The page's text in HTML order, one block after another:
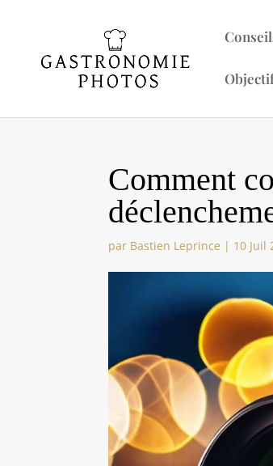
Comment
par Bastien Leprince | 10 Juil